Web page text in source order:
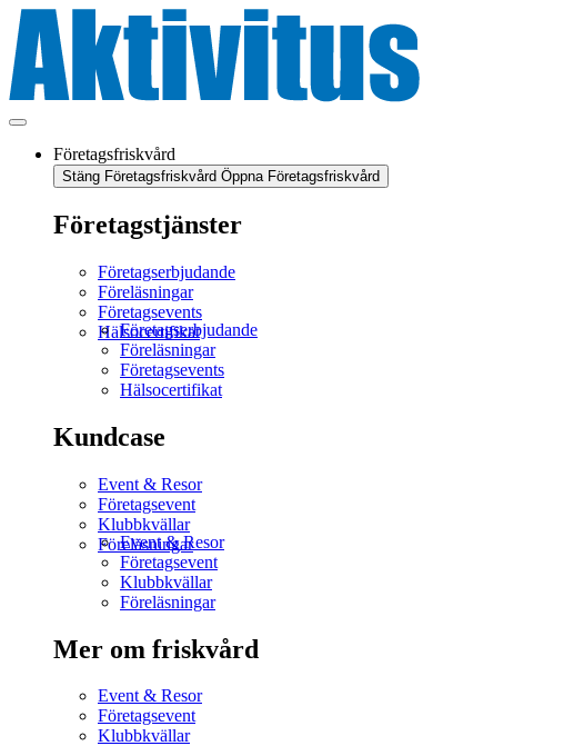
Företagsfriskvård
Stäng Företagsfriskvård Öppna Företagsfriskvård
Företagstjänster
Företagserbjudande
Föreläsningar
Företagsevents
Hälsocertifikat
Företagserbjudande
Föreläsningar
Företagsevents
Hälsocertifikat
Kundcase
Event & Resor
Företagsevent
Klubbkvällar
Föreläsningar
Event & Resor
Företagsevent
Klubbkvällar
Föreläsningar
Mer om friskvård
Event & Resor
Företagsevent
Klubbkvällar